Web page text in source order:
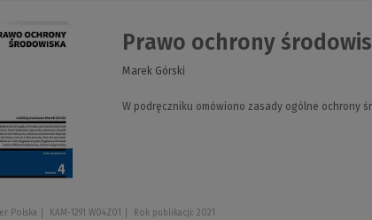
Prawo ochrony
Marek Górski
W podręczniku omówiono zasady ogólne ochrony
Polska KAM-1291 W04Z01 Rok publikacji: 2021